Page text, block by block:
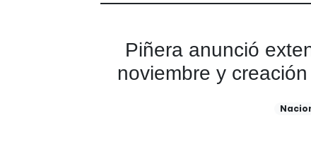
Piñera anunció
noviembre y